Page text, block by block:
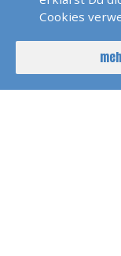
Cookies